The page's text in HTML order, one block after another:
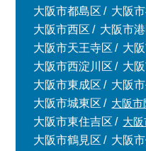
大阪市都島区 大阪
大阪市西区
大阪市
大阪市天王寺区
大
大阪市西淀川区
大
大阪市東成区
大阪
大阪市城東区
大阪市
大阪市東住吉区
大
大阪市鶴見区
大阪